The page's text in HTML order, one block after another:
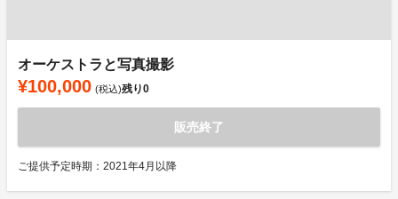
オーケストラと写真撮影
¥100,000 (税込)残り0
販売終了
ご提供予定時期：2021年4月以降